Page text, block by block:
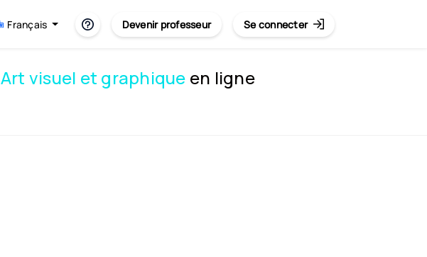
Français Devenir professeur Se connecter
Art visuel et graphique en ligne